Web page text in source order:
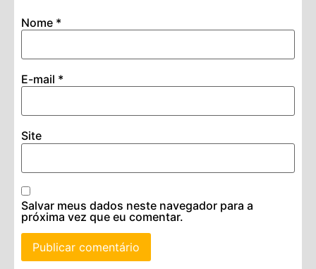
Nome *
E-mail *
Site
Salvar meus dados neste navegador para a
próxima vez que eu comentar.